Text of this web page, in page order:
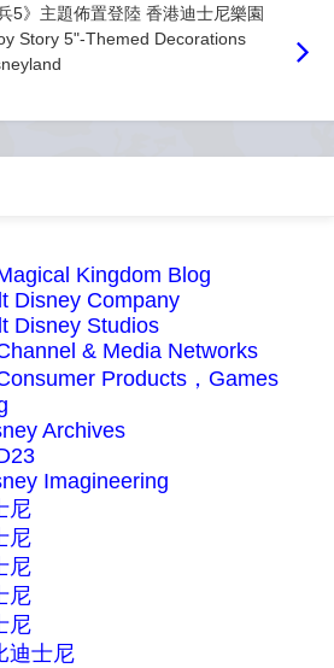
5》主題佈置登陸 香港迪士尼樂園
Story 5"-Themed Decorations
Kingdom Blog
Disney Company
Disney Studios
& Media Networks
Products，Games
Archives
Imagineering
尼
尼
尼
尼
尼
迪士尼